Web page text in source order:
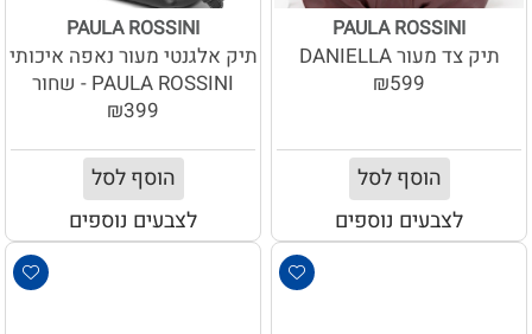
PAULA ROSSINI
תיק צד מעור DANIELLA
₪599
הוסף לסל
לצבעים נוספים
PAULA ROSSINI
תיק אלגנטי מעור נאפה איכותי
PAULA ROSSINI - שחור
₪399
הוסף לסל
לצבעים נוספים